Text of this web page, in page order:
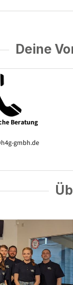
Deine
Beratung
gmbh.de